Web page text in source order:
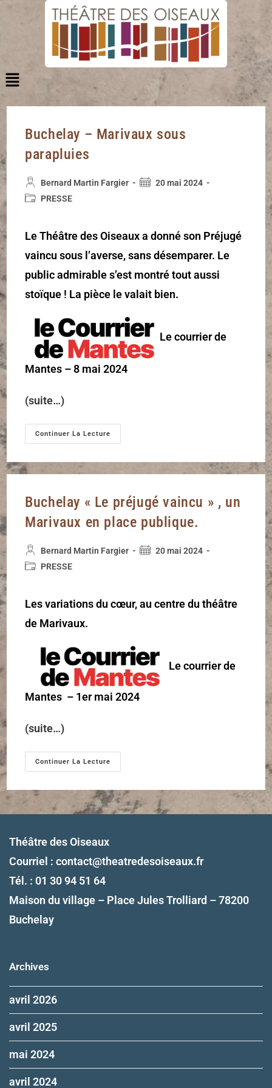
Buchelay – Marivaux sous
parapluies
Bernard Martin Fargier
20 mai 2024
PRESSE
Le Théâtre des Oiseaux a donné son Préjugé
vaincu sous l’averse, sans désemparer. Le
public admirable s’est montré tout aussi
stoïque ! La pièce le valait bien.
Le courrier de
Mantes – 8 mai 2024
(suite…)
Continuer La Lecture
Buchelay « Le préjugé vaincu » , un
Marivaux en place publique.
Bernard Martin Fargier
20 mai 2024
PRESSE
Les variations du cœur, au centre du théâtre
de Marivaux.
Le courrier de
Mantes – 1er mai 2024
(suite…)
Continuer La Lecture
Théâtre des Oiseaux
Courriel : contact@theatredesoiseaux.fr
Tél. : 01 30 94 51 64
Maison du village – Place Jules Trolliard – 78200
Buchelay
Archives
avril 2026
avril 2025
mai 2024
avril 2024